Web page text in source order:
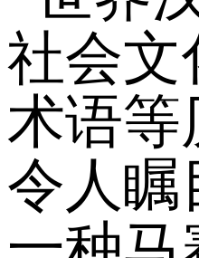
社会文
术语等
令人瞩